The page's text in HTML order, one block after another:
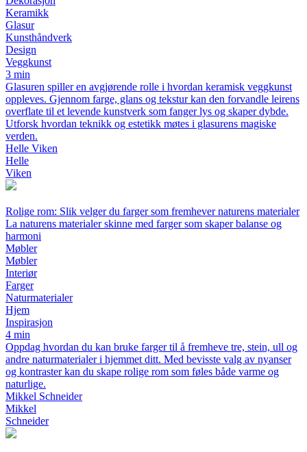
Keramikk
Glasur
Kunsthåndverk
Design
Veggkunst
3 min
Glasuren spiller en avgjørende rolle i hvordan keramisk veggkunst
oppleves. Gjennom farge, glans og tekstur kan den forvandle leirens
overflate til et levende kunstverk som fanger lys og skaper dybde.
Utforsk hvordan teknikk og estetikk møtes i glasurens magiske
verden.
Helle Viken
Helle
Viken
Rolige rom: Slik velger du farger som fremhever naturens materialer
La naturens materialer skinne med farger som skaper balanse og
harmoni
Møbler
Møbler
Interiør
Farger
Naturmaterialer
Hjem
Inspirasjon
4 min
Oppdag hvordan du kan bruke farger til å fremheve tre, stein, ull og
andre naturmaterialer i hjemmet ditt. Med bevisste valg av nyanser
og kontraster kan du skape rolige rom som føles både varme og
naturlige.
Mikkel Schneider
Mikkel
Schneider